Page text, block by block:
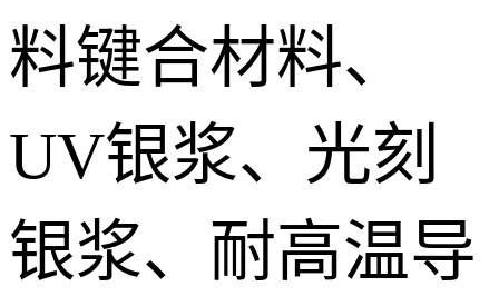
料键合材料、
UV银浆、光刻
银浆、耐高温导